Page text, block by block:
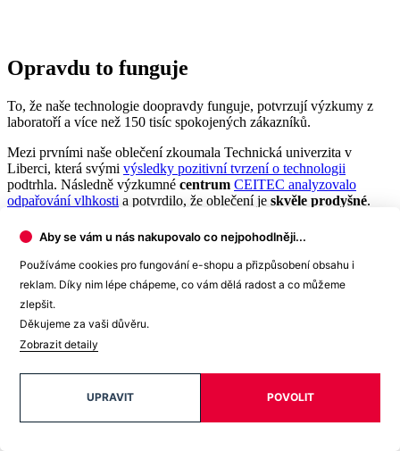
Opravdu to funguje
To, že naše technologie doopravdy funguje, potvrzují výzkumy z
laboratoří a více než 150 tisíc spokojených zákazníků.
Mezi prvními naše oblečení zkoumala Technická univerzita v
Liberci, která svými výsledky pozitivní tvrzení o technologii
podtrhla. Následně výzkumné centrum CEITEC analyzovalo
odpařování vlhkosti a potvrdilo, že oblečení je skvěle prodyšné.
Také jsme si nechali změřit, zda oblečení CityZen chrání pokožku
před slunečním zářením. V testu jsme obstáli, a dokonce
50+.
Aby se vám u nás nakupovalo co nejpohodlněji...
Používáme cookies pro fungování e-shopu a přizpůsobení obsahu i
reklam. Díky nim lépe chápeme, co vám dělá radost a co můžeme
zlepšit.
Děkujeme za vaši důvěru.
Zobrazit detaily
POVOLIT
UPRAVIT